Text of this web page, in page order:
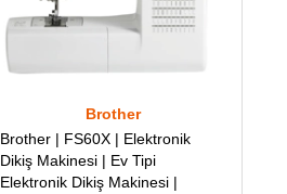
Brother
Brother | FS60X | Elektronik
Dikiş Makinesi | Ev Tipi
Elektronik Dikiş Makinesi |